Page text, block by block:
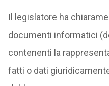
Il legislatore ha
documenti informatici
contenenti la
fatti o dati